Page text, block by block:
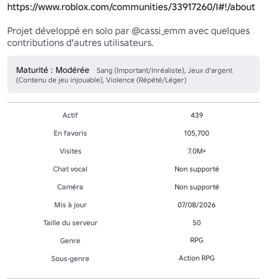
https://www.roblox.com/communities/33917260/I#!/about
Projet développé en solo par @cassi_emm avec quelques
contributions d'autres utilisateurs.
Maturité : Modérée
Sang (Important/Inréaliste), Jeux d'argent
(Contenu de jeu injouable), Violence (Répété/Léger)
Actif
439
En favoris
105,700
Visites
7.0M+
Chat vocal
Non supporté
Caméra
Non supporté
Mis à jour
07/08/2026
Taille du serveur
50
Genre
RPG
Sous-genre Action RPG